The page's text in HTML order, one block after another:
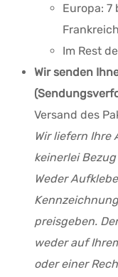
Europa: 7
Frankreich
Im Rest
Wir senden
Versand des
Wir liefern Ihre
keinerlei
Weder
preisgeben.
weder auf
oder einer